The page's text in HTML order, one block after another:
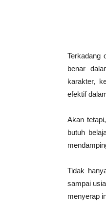
Terkadang
benar
karakter,
efektif
Akan
butuh
Tidak
sampai
menyerap